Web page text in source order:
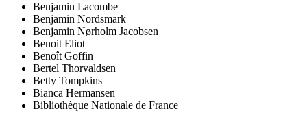
Benjamin Lacombe
Benjamin Nordsmark
Benjamin Nørholm Jacobsen
Benoit Eliot
Benoît Goffin
Bertel Thorvaldsen
Betty Tompkins
Bianca Hermansen
Bibliothèque Nationale de France